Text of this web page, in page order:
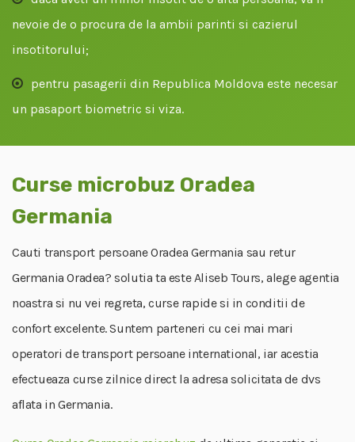
nevoie de o procura de la ambii parinti si cazierul
insotitorului;
pentru pasagerii din Republica Moldova este necesar
un pasaport biometric si viza.
Curse microbuz Oradea
Germania
Cauti transport persoane Oradea Germania sau retur
Germania Oradea? solutia ta este Aliseb Tours, alege agentia
noastra si nu vei regreta, curse rapide si in conditii de
confort excelente. Suntem parteneri cu cei mai mari
operatori de transport persoane international, iar acestia
efectueaza curse zilnice direct la adresa solicitata de dvs
aflata in Germania.